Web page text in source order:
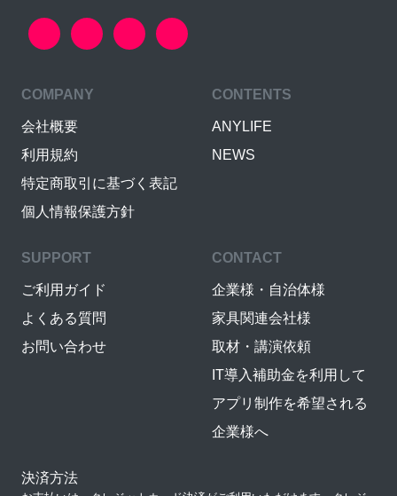
COMPANY
会社概要
利用規約
特定商取引に基づく表記
個人情報保護方針
CONTENTS
ANYLIFE
NEWS
SUPPORT
ご利用ガイド
よくある質問
お問い合わせ
CONTACT
企業様・自治体様
家具関連会社様
取材・講演依頼
IT導入補助金を利用して
アプリ制作を希望される
企業様へ
決済方法